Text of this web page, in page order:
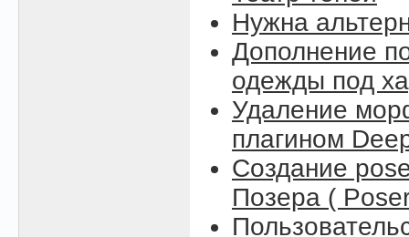
Нужна
Дополнение
одежды под
Удаление
плагином
Создание
Позера (